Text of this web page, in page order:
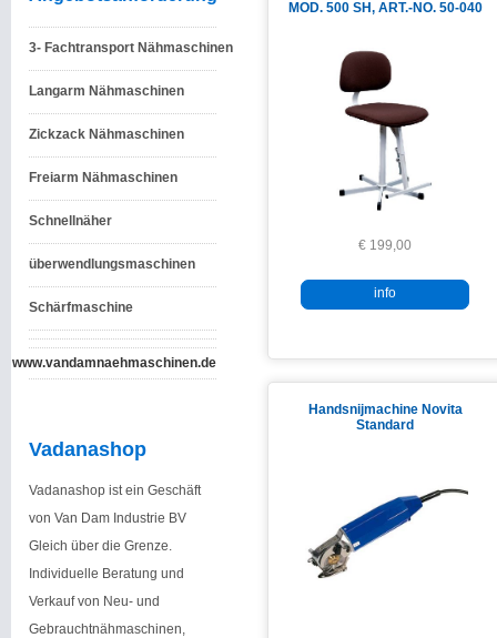
3- Fachtransport Nähmaschinen
Langarm Nähmaschinen
Zickzack Nähmaschinen
Freiarm Nähmaschinen
Schnellnäher
überwendlungsmaschinen
Schärfmaschine
www.vandamnaehmaschinen.de
Vadanashop
Vadanashop ist ein Geschäft
von Van Dam Industrie BV
Gleich über die Grenze.
Individuelle Beratung und
Verkauf von Neu- und
Gebrauchtnähmaschinen,
MOD. 500 SH, ART.-NO. 50-040
€ 199,00
info
Handsnijmachine Novita
Standard